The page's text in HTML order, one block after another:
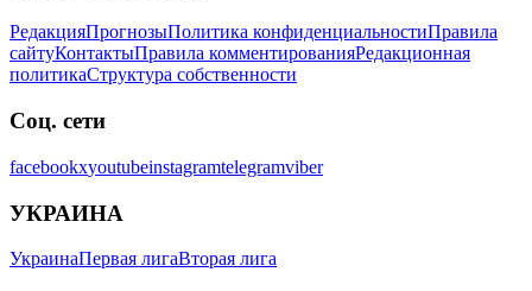
РедакцияПрогнозыПолитика конфиденциальностиПравила
сайтуКонтактыПравила комментированияРедакционная
политикаСтруктура собственности
Соц. сети
facebookxyoutubeinstagramtelegramviber
УКРАИНА
УкраинаПервая лигаВторая лига